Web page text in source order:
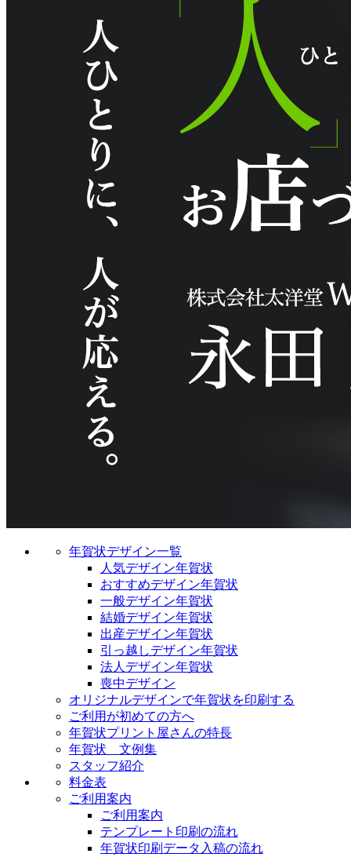
年賀状デザイン一覧
人気デザイン年賀状
おすすめデザイン年賀状
一般デザイン年賀状
結婚デザイン年賀状
出産デザイン年賀状
引っ越しデザイン年賀状
法人デザイン年賀状
喪中デザイン
オリジナルデザインで年賀状を印刷する
ご利用が初めての方へ
年賀状プリント屋さんの特長
年賀状 文例集
スタッフ紹介
料金表
ご利用案内
ご利用案内
テンプレート印刷の流れ
年賀状印刷データ入稿の流れ